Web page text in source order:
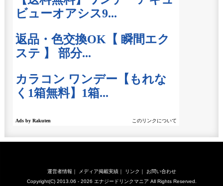
運営者情報 ｜ メディア掲載実績｜ リンク ｜ お問い合わせ
Copyright(C) 2013.06 - 2026 エナジードリンクマニア All Rights Reserved.